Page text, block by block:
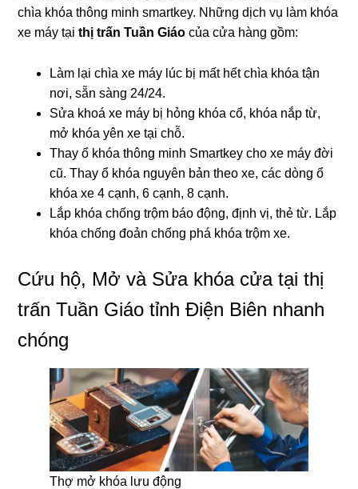
chìa khóa thông minh smartkey. Những dịch vụ làm khóa
xe máy tạithị trấn Tuần Giáocủa cửa hàng gồm:
Làm lại chìa xe máy lúc bị mất hết chìa khóa tận
nơi, sẵn sàng 24/24.
Sửa khoá xe máy bị hỏng khóa cổ, khóa nắp từ,
mở khóa yên xe tại chỗ.
Thay ổ khóa thông minh Smartkey cho xe máy đời
cũ. Thay ổ khóa nguyên bản theo xe, các dòng ổ
khóa xe 4 cạnh, 6 cạnh, 8 cạnh.
Lắp khóa chống trộm báo động, định vị, thẻ từ. Lắp
khóa chống đoản chống phá khóa trộm xe.
Cứu hộ, Mở và Sửa khóa cửa tại thị
trấn Tuần Giáo tỉnh Điện Biên nhanh
chóng
Thợ mở khóa lưu động